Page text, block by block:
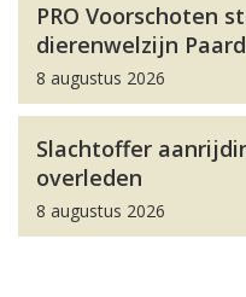
PRO Voorschoten
dierenwelzijn
8 augustus 2026
Slachtoffer
overleden
8 augustus 2026